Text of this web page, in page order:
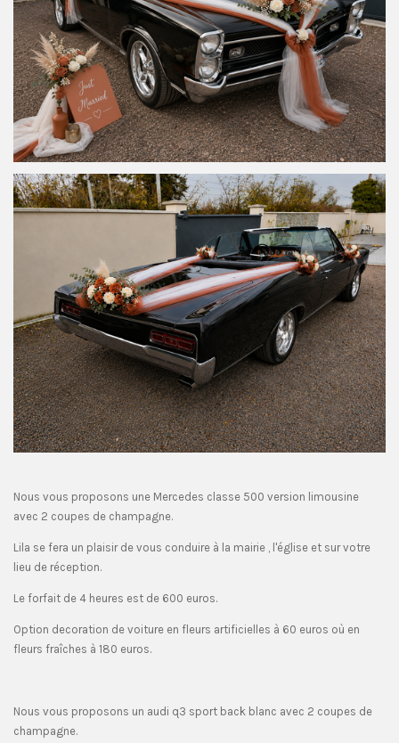
Nous vous proposons une Mercedes classe 500 version limousine
avec 2 coupes de champagne.
Lila se fera un plaisir de vous conduire à la mairie , l'église et sur votre
lieu de réception.
Le forfait de 4 heures est de 600 euros.
Option decoration de voiture en fleurs artificielles à 60 euros où en
fleurs fraîches à 180 euros.
Nous vous proposons un audi q3 sport back blanc avec 2 coupes de
champagne.